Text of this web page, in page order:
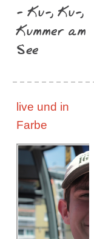
- Ku-, Ku-,
Kummer am
See
live und in
Farbe